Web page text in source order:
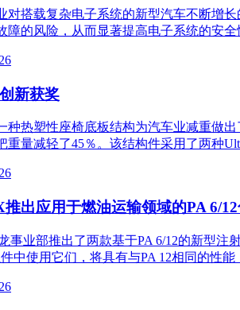
对搭载复杂电子系统的新型汽车不断增
障的风险，从而显著提高电子系统的安
新获奖
种热塑性座椅底板结构为汽车业减重做
重量减轻了45％。该结构件采用了两种
出应用于燃油运输领域的PA 6/
事业部推出了两款基于PA 6/12的新型
中使用它们，将具有与PA 12相同的性